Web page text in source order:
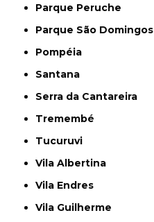
Parque Peruche
Parque São Domingos
Pompéia
Santana
Serra da Cantareira
Tremembé
Tucuruvi
Vila Albertina
Vila Endres
Vila Guilherme